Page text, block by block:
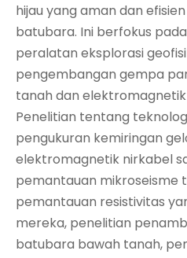
hijau yang aman dan
batubara. Ini berfokus
peralatan eksplorasi
pengembangan gempa
tanah dan
Penelitian tentang
pengukuran kemiringan
elektromagnetik nirkabel
pemantauan mikroseisme
pemantauan resistivitas
mereka, penelitian
batubara bawah tanah,